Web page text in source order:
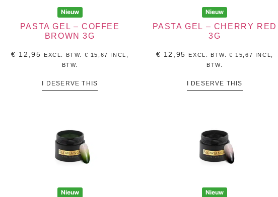
Nieuw
PASTA GEL – COFFEE
BROWN 3G
€ 12,95 EXCL. BTW. € 15,67 INCL,
BTW.
I DESERVE THIS
Nieuw
PASTA GEL – CHERRY RED
3G
€ 12,95 EXCL. BTW.€ 15,67 INCL,
BTW.
I DESERVE THIS
Nieuw Nieuw